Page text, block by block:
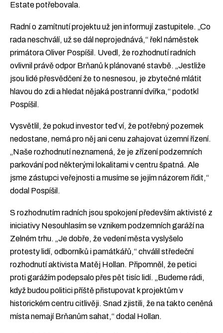
Estate potřebovala.
Radní o zamítnutí projektu už jen informují zastupitele. „Co
rada neschválí, už se dál neprojednává,“ řekl náměstek
primátora Oliver Pospíšil. Uvedl, že rozhodnutí radních
ovlivnil právě odpor Brňanů k plánované stavbě. „Jestliže
jsou lidé přesvědčení že to nesnesou, je zbytečné mlátit
hlavou do zdi a hledat nějaká postranní dvířka,“ podotkl
Pospíšil.
Vysvětlil, že pokud investor teď ví, že potřebný pozemek
nedostane, nemá pro něj ani cenu zahajovat územní řízení.
„Naše rozhodnutí neznamená, že je zřízení podzemních
parkování pod některými lokalitami v centru špatná. Ale
jsme zástupci veřejnosti a musíme se jejím názorem řídit,“
dodal Pospíšil.
S rozhodnutím radních jsou spokojení především aktivisté z
iniciativy Nesouhlasím se vznikem podzemních garáží na
Zelném trhu. „Je dobře, že vedení města vyslyšelo
protesty lidí, odborníků i památkářů,“ chválil středeční
rozhodnutí aktivista Matěj Hollan. Připomněl, že petici
proti garážím podepsalo přes pět tisíc lidí. „Budeme rádi,
když budou politici příště přistupovat k projektům v
historickém centru citlivěji. Snad zjistili, že na takto ceněná
místa nemají Brňanům sahat,“ dodal Hollan.